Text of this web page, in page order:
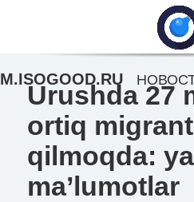
Urushda 27
ortiq
qilmoqda:
ma’lumotlar
M.ISOGOOD.RU